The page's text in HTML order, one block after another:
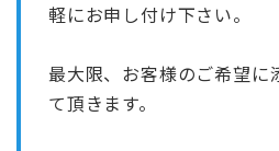
軽にお申し付け下さい。
最大限、お客様のご希望に
て頂きます。